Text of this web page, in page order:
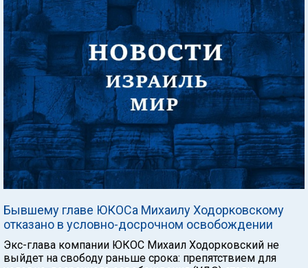
Бывшему главе ЮКОСа Михаилу Ходорковскому
отказано в условно-досрочном освобождении
Экс-глава компании ЮКОС Михаил Ходорковский не
выйдет на свободу раньше срока: препятствием для